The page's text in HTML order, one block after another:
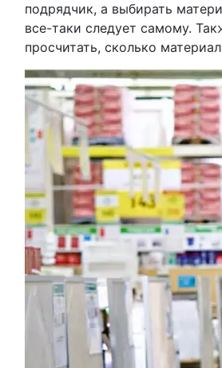
подрядчик, а выбирать
все-таки следует самому.
просчитать, сколько